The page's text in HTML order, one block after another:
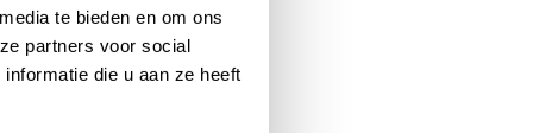
te bieden en om ons
partners voor social
die u aan ze heeft